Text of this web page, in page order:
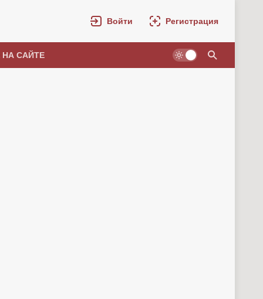
Войти Регистрация
САЙТЕ